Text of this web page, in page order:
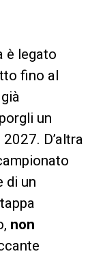
è legato
fino al
un
D’altra
di un
non